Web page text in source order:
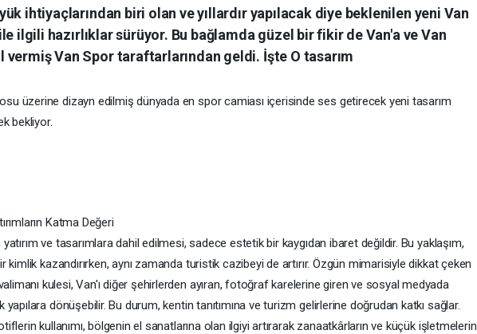
ihtiyaçlarından biri olan ve yıllardır yapılacak diye beklenilen yeni Van
ilgili hazırlıklar sürüyor. Bu bağlamda güzel bir fikir de Van'a ve Van
vermiş Van Spor taraftarlarından geldi. İşte O tasarım
üzerine dizayn edilmiş dünyada en spor camiası içerisinde ses getirecek yeni tasarım
bekliyor.
Katma Değeri
ve tasarımlara dahil edilmesi, sadece estetik bir kaygıdan ibaret değildir. Bu yaklaşım,
kimlik kazandırırken, aynı zamanda turistik cazibeyi de artırır. Özgün mimarisiyle dikkat çeken
kulesi, Van'ı diğer şehirlerden ayıran, fotoğraf karelerine giren ve sosyal medyada
yapılara dönüşebilir. Bu durum, kentin tanıtımına ve turizm gelirlerine doğrudan katkı sağlar.
kullanımı, bölgenin el sanatlarına olan ilgiyi artırarak zanaatkârların ve küçük işletmelerin